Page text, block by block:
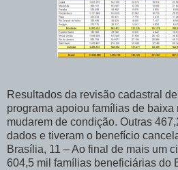
Resultados da revisão cadastral
programa apoiou famílias de baixa
mudarem de condição. Outras
dados e tiveram o benefício
Brasília, 11 – Ao final de mais um
604,5 mil famílias beneficiárias do